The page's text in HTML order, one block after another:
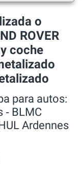
o
ROVER
coche
para autos:
BLMC
Ardennes